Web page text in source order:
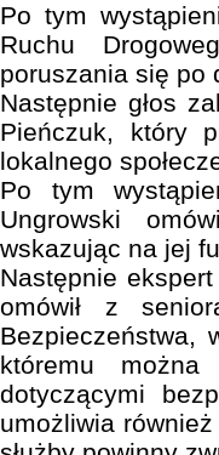
Po tym
Ruchu
poruszania się po
Następnie głos
Pieńczuk, który
lokalnego
Po tym
Ungrowski
wskazując na jej
Następnie
omówił z
Bezpieczeństwa,
któremu
dotyczącymi
umożliwia